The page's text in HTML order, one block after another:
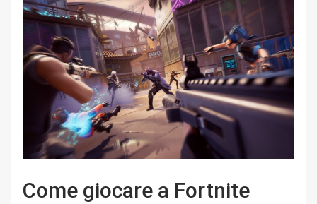
Come giocare a Fortnite